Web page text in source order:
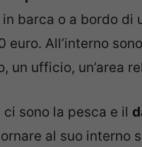
barca o a bordo di
All’interno
un ufficio, un’area
sono la pesca e il
al suo interno